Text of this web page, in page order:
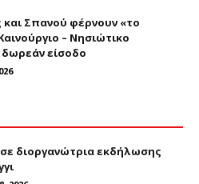
και Σπανού φέρνουν «το
– Νησιώτικο
είσοδο
διοργανώτρια εκδήλωσης